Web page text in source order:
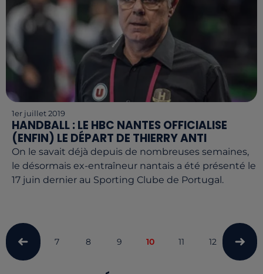
1er juillet 2019
HANDBALL : LE HBC NANTES OFFICIALISE
(ENFIN) LE DÉPART DE THIERRY ANTI
On le savait déjà depuis de nombreuses semaines,
le désormais ex-entraîneur nantais a été présenté le
17 juin dernier au Sporting Clube de Portugal.
7 8 9 10 11 12 13